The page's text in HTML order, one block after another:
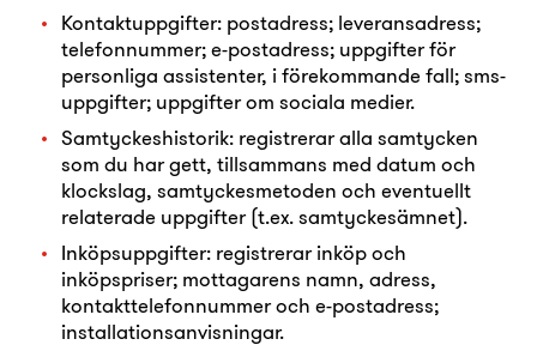
Kontaktuppgifter: postadress; leveransadress;
telefonnummer; e-postadress; uppgifter för
personliga assistenter, i förekommande fall; sms-
uppgifter; uppgifter om sociala medier.
Samtyckeshistorik: registrerar alla samtycken
som du har gett, tillsammans med datum och
klockslag, samtyckesmetoden och eventuellt
relaterade uppgifter (t.ex. samtyckesämnet).
Inköpsuppgifter: registrerar inköp och
inköpspriser; mottagarens namn, adress,
kontakttelefonnummer och e-postadress;
installationsanvisningar.